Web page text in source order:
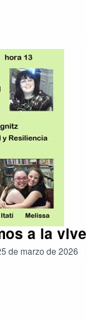
a la
de marzo de 2026